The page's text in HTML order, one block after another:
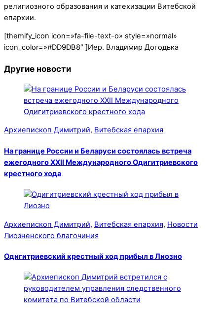
религиозного образования и катехизации Витебской
епархии.
[themify_icon icon=»fa-file-text-o» style=»normal»
icon_color=»#DD9DB8″ ]Иер. Владимир Догодька
Другие новости
Архиепископ Димитрий, Витебская епархия
На границе России и Беларуси состоялась встреча
ежегодного XXII Международного Одигитриевского
крестного хода
Архиепископ Димитрий, Витебская епархия, Новости
Лиозненского благочиния
Одигитриевский крестный ход прибыл в Лиозно